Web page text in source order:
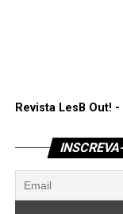
Revista LesB Out! -